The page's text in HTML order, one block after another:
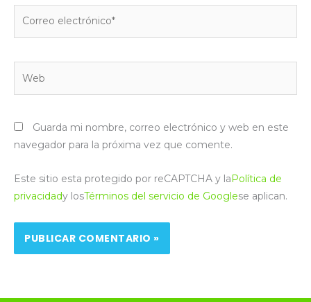
Guarda mi nombre, correo electrónico y web en este
navegador para la próxima vez que comente.
Este sitio esta protegido por reCAPTCHA y laPolítica de
privacidady losTérminos del servicio de Googlese aplican.